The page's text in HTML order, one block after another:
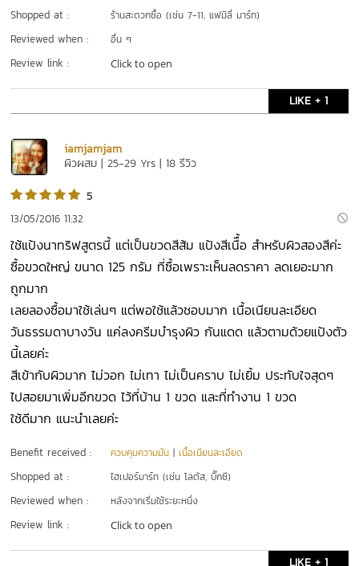
Shopped at : ร้านสะดวกซื้อ (เช่น 7-11, แฟมิลี่ มาร์ท)
Reviewed when : อื่น ๆ
Review link : Click to open
LIKE + 1
iamjamjam
ผิวผสม | 25-29 Yrs | 18 รีวิว
5
13/05/2016 11:32
ใช้แป้งนาทริฟสูตรนี้ แต่เป็นขวดสีส้ม แป้งสีเนืื้อ สำหรับผิวสองสีค่ะ
ซื้อขวดใหญ่ ขนาด 125 กรัม ที่ซื้อเพราะเห็นลดราคา ลดเยอะมาก
ถูกมาก
เลยลองซื้อมาใช้เล่นๆ แต่พอใช้แล้วชอบมาก เนื้อเนียนละเอียด
วันธรรมดาบางวัน แค่ลงครีมบำรุงผิว กันแดด แล้วตามด้วยแป้งตัว
นี้เลยค่ะ
สีเข้ากับผิวมาก ไม่วอก ไม่เทา ไม่เป็นคราบ ไม่เยิ้ม ประทับใจสุดๆ
ไปสอยมาเพิ่มอีกขวด ไว้ที่บ้าน 1 ขวด และที่ทำงาน 1 ขวด
ใช้ดีมาก แนะนำเลยค่ะ
Benefit received : ควบคุมความมัน |เนื้อเนียนละเอียด
Shopped at : ไฮเปอร์มาร์ท (เช่น โลตัส, บิ๊กซี)
Reviewed when : หลังจากเริ่มใช้ระยะหนึ่ง
Review link : Click to open
LIKE + 1